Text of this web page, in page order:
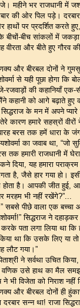
महीने भर राजधानी में
की ओर पिल पड़े।
हाथों पर प्रदर्शित करते
बीचों-बीच सांकलों में
वीरता और बीते हुए गौरव
और बीरबल दोनों ने
से यही पूछा होगा कि
रजवाड़ों की कहानियाँ
मैंने कहानी को आगे बढ़ाते
सिद्धराज के मन में अपने
कारण हमारे सहस्रों वीरों
बरस तक हमें धारा के
का जवाब था,
तक हमारी राजधानी में
दिया, यह हमारा
है, जैसे हार गया हो।
है। आपकी जीत हुई,
मरहम भी नहीं रखेंगे?”...
सबसे पीछे वाला एक
सिद्धराज ने
पता लगा लिया था कि
था कि उसके लिए या तो
लौट गया।”
ने सर्वथा उचित
वणिक उसे हाथ का मैल
ने भी विजेता को निराश नहीं
और बीरबल दोनों ही
दरबार सन्न था! राजा